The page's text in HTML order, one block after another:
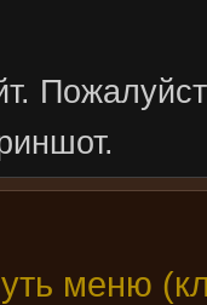
меню